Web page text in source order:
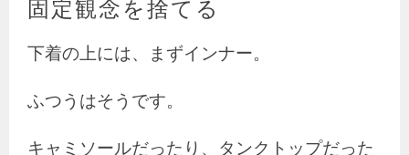
下着の上には、まずインナー。
ふつうはそうです。
キャミソールだったり、タンクトップだった